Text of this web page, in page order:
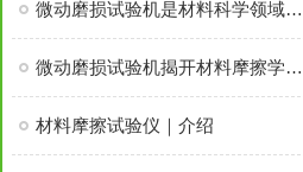
微动磨损试验机是材料科学领域的重要工具
微动磨损试验机揭开材料摩擦学的神秘面纱
材料摩擦试验仪｜介绍